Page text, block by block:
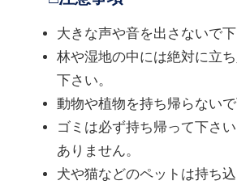
大きな声や音を出さないで下
林や湿地の中には絶対に立
下さい。
動物や植物を持ち帰らないで
ゴミは必ず持ち帰って下さ
ありません。
犬や猫などのペットは持ち